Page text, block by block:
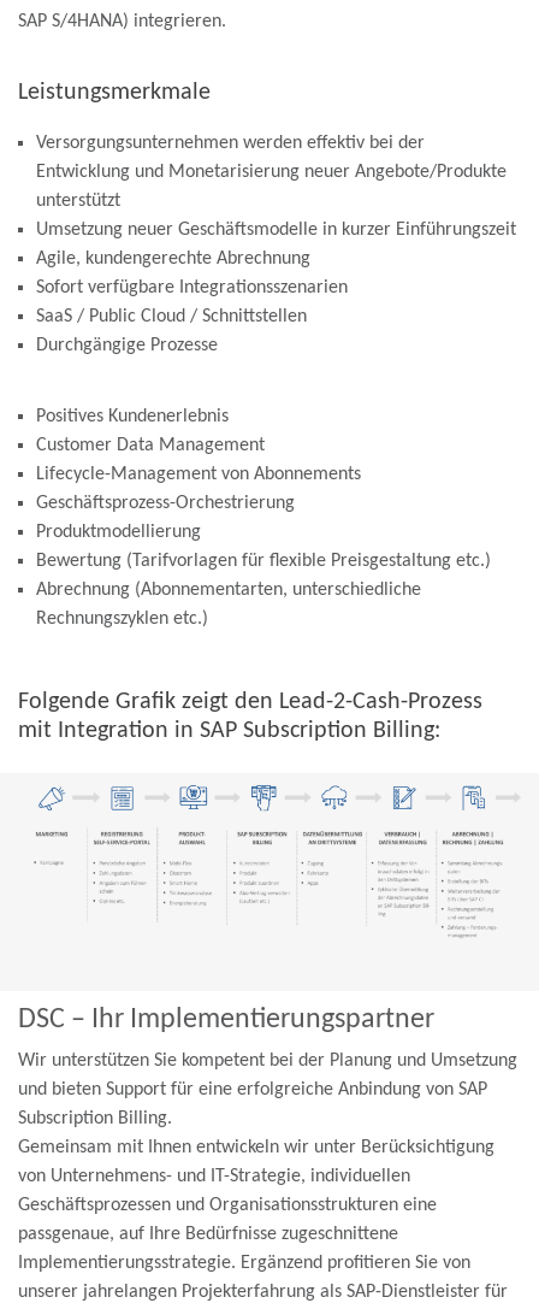
SAP S/4HANA) integrieren.
Leistungsmerkmale
Versorgungsunternehmen werden effektiv bei der
Entwicklung und Monetarisierung neuer Angebote/Produkte
unterstützt
Umsetzung neuer Geschäftsmodelle in kurzer Einführungszeit
Agile, kundengerechte Abrechnung
Sofort verfügbare Integrationsszenarien
SaaS / Public Cloud / Schnittstellen
Durchgängige Prozesse
Positives Kundenerlebnis
Customer Data Management
Lifecycle-Management von Abonnements
Geschäftsprozess-Orchestrierung
Produktmodellierung
Bewertung (Tarifvorlagen für flexible Preisgestaltung etc.)
Abrechnung (Abonnementarten, unterschiedliche
Rechnungszyklen etc.)
Folgende Grafik zeigt den Lead-2-Cash-Prozess
mit Integration in SAP Subscription Billing:
DSC – Ihr Implementierungspartner
Wir unterstützen Sie kompetent bei der Planung und Umsetzung
und bieten Support für eine erfolgreiche Anbindung von SAP
Subscription Billing.
Gemeinsam mit Ihnen entwickeln wir unter Berücksichtigung
von Unternehmens- und IT-Strategie, individuellen
Geschäftsprozessen und Organisationsstrukturen eine
passgenaue, auf Ihre Bedürfnisse zugeschnittene
Implementierungsstrategie. Ergänzend profitieren Sie von
unserer jahrelangen Projekterfahrung als SAP-Dienstleister für